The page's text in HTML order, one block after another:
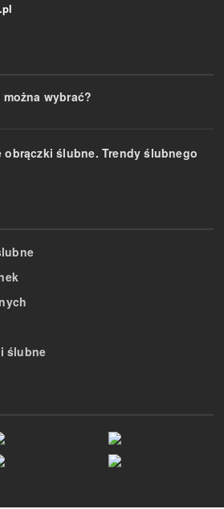
wybrać?
obrączki ślubne. Trendy ślubnego
ślubne